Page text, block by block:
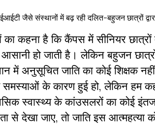
जैसे संस्थानों में बढ़ रही दलित-बहुजन छात्रों
कहना है कि कैंपस में सीनियर छात्रों
हो जाती है। लेकिन बहुजन
में अनुसूचित जाति का कोई शिक्षक
समस्याओं के कारण हुई हो, लेकिन हम
स्वास्थ्य के कांउसलरों का कोई
देखा जाए, तो जाति इस आत्महत्या